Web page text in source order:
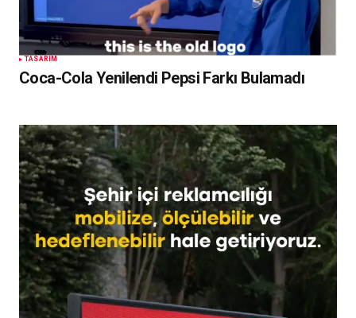
TASARIM
Coca-Cola Yenilendi Pepsi Farkı Bulamadı